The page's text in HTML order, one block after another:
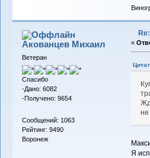
Акованцев Михаил
Ветеран
Спасибо
-Дано: 6082
-Получено: 9654
Сообщений: 1063
Рейтинг: 9490
Воронеж
«
не
Я